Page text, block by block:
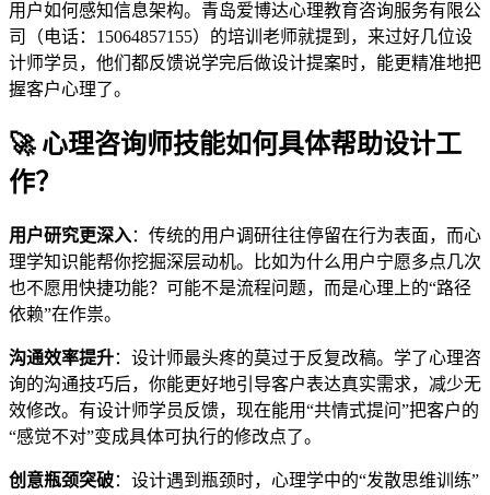
用户如何感知信息架构。青岛爱博达心理教育咨询服务有限公
司（电话：15064857155）的培训老师就提到，来过好几位设
计师学员，他们都反馈说学完后做设计提案时，能更精准地把
握客户心理了。
🚀 心理咨询师技能如何具体帮助设计工
作？
用户研究更深入：传统的用户调研往往停留在行为表面，而心
理学知识能帮你挖掘深层动机。比如为什么用户宁愿多点几次
也不愿用快捷功能？可能不是流程问题，而是心理上的“路径
依赖”在作祟。
沟通效率提升：设计师最头疼的莫过于反复改稿。学了心理咨
询的沟通技巧后，你能更好地引导客户表达真实需求，减少无
效修改。有设计师学员反馈，现在能用“共情式提问”把客户的
“感觉不对”变成具体可执行的修改点了。
创意瓶颈突破：设计遇到瓶颈时，心理学中的“发散思维训练”